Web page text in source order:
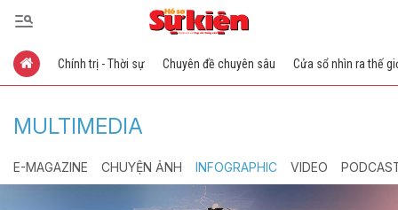
Chính trị - Thời sự Chuyên đề chuyên sâu Cửa sổ nhìn ra thế
MULTIMEDIA
E-MAGAZINE CHUYỆN ẢNH INFOGRAPHIC VIDEO